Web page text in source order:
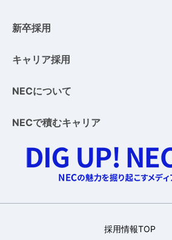
新卒採用
キャリア採用
NECについて
NECで積むキャリア
採用情報TOP